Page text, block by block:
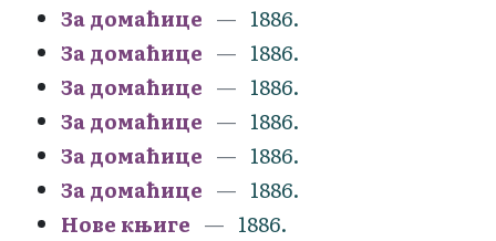
За домаћице
1886.
За домаћице
1886.
За домаћице
1886.
За домаћице
1886.
За домаћице
1886.
За домаћице
1886.
Нове књиге
1886.